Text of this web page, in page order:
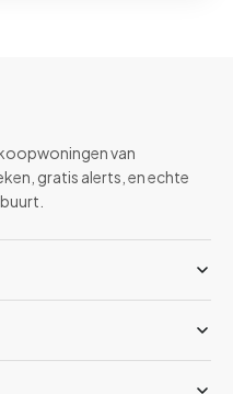
van
gratis alerts, en echte